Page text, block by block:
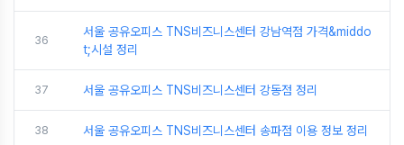
36
서울 공유오피스 TNS비즈니스센터 강남역점 가격&middo
t;시설 정리
37 서울 공유오피스 TNS비즈니스센터 강동점 정리
38 서울 공유오피스 TNS비즈니스센터 송파점 이용 정보 정리